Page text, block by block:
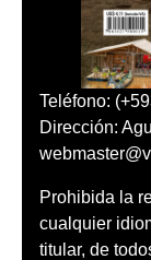
Teléfono:
Dirección:
Prohibida la
cualquier
titular, de